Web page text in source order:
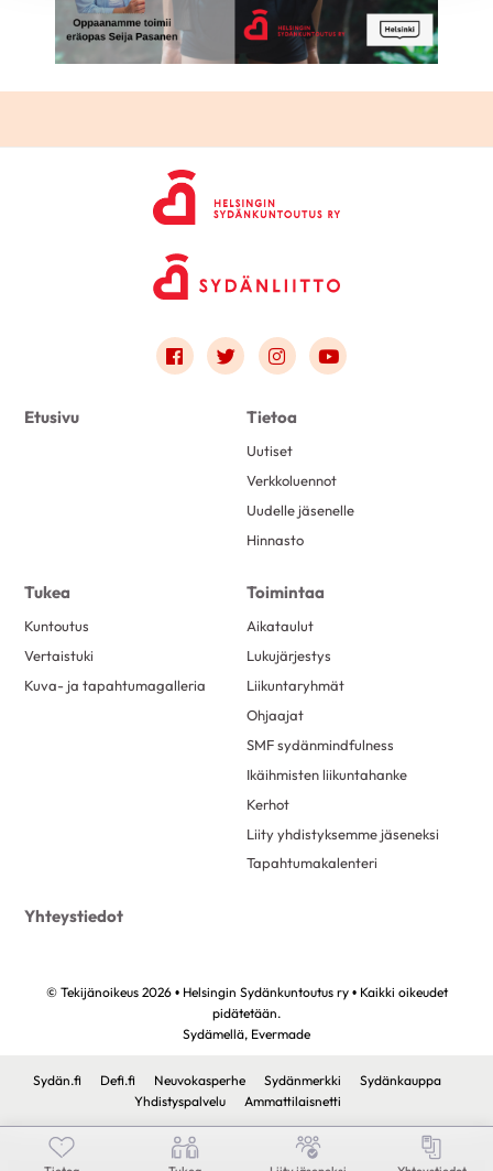
Link to facebook
Link to twitter
Link to instagram
Link to youtube
Etusivu Tietoa
Uutiset
Verkkoluennot
Uudelle jäsenelle
Hinnasto
Tukea
Kuntoutus
Vertaistuki
Kuva- ja tapahtumagalleria
Toimintaa
Aikataulut
Lukujärjestys
Liikuntaryhmät
Ohjaajat
SMF sydänmindfulness
Ikäihmisten liikuntahanke
Kerhot
Liity yhdistyksemme jäseneksi
Tapahtumakalenteri
Yhteystiedot
© Tekijänoikeus 2026 • Helsingin Sydänkuntoutus ry • Kaikki oikeudet
pidätetään.
Sydämellä, Evermade
Sydän.fi Defi.fi Neuvokasperhe Sydänmerkki
Sydänkauppa
Yhdistyspalvelu
Ammattilaisnetti